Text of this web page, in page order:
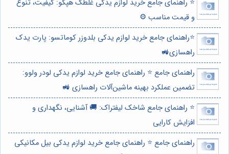
⭐️ راهنمای جامع خرید لوازم یدکی غلطک هپکو: کیفیت، تنوع
و قیمت مناسب ⚙️
⭐️راهنمای جامع خرید لوازم یدکی بلدوزر کوماتسو: پارت یدک
راهسازی🚜
راهنمای جامع ⭐️ راهنمای جامع خرید لوازم یدکی لودر ولوو:
تضمین عملکرد بهینه ماشین‌آلات راهسازی 🚜
⭐️ راهنمای جامع شاخک لیفتراک: 🚚 آشنایی، نگهداری و
افزایش کارایی
راهنمای جامع ⭐️ راهنمای جامع خرید لوازم یدکی بیل مکانیکی